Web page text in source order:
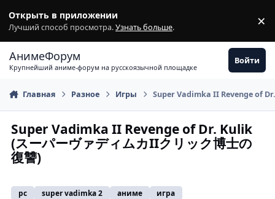
Открыть в приложении
Лучший способ просмотра.Узнать больше. ×
АнимеФорум
Крупнейший аниме-форум на русскоязычной площадке
Войти
Главная Разное Игры Super Vadimka II Revenge of
Super Vadimka II Revenge of Dr. Kulik
(スーパーヴァディムカIIクリック博士の
復讐)
pc super vadimka 2 аниме игра